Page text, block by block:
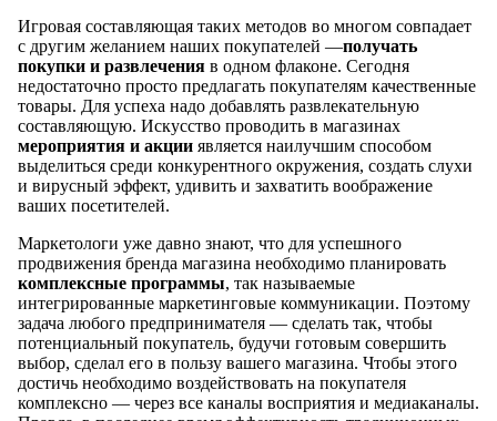
Игровая составляющая таких методов во многом совпадает
с другим желанием наших покупателей —получать
покупки и развлечения в одном флаконе. Сегодня
недостаточно просто предлагать покупателям качественные
товары. Для успеха надо добавлять развлекательную
составляющую. Искусство проводить в магазинах
мероприятия и акции является наилучшим способом
выделиться среди конкурентного окружения, создать слухи
и вирусный эффект, удивить и захватить воображение
ваших посетителей.
Маркетологи уже давно знают, что для успешного
продвижения бренда магазина необходимо планировать
комплексные программы, так называемые
интегрированные маркетинговые коммуникации. Поэтому
задача любого предпринимателя — сделать так, чтобы
потенциальный покупатель, будучи готовым совершить
выбор, сделал его в пользу вашего магазина. Чтобы этого
достичь необходимо воздействовать на покупателя
комплексно — через все каналы восприятия и медиаканалы.